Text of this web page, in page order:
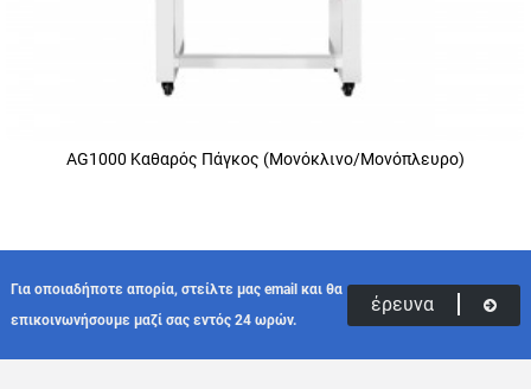
AG1000 Καθαρός Πάγκος (Μονόκλινο/Μονόπλευρο)
Για οποιαδήποτε απορία, στείλτε μας email και θα
επικοινωνήσουμε μαζί σας εντός 24 ωρών.
έρευνα